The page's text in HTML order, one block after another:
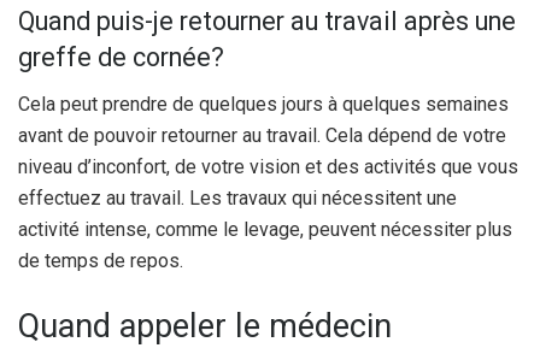
Quand puis-je retourner au travail après une
greffe de cornée?
Cela peut prendre de quelques jours à quelques semaines
avant de pouvoir retourner au travail. Cela dépend de votre
niveau d’inconfort, de votre vision et des activités que vous
effectuez au travail. Les travaux qui nécessitent une
activité intense, comme le levage, peuvent nécessiter plus
de temps de repos.
Quand appeler le médecin